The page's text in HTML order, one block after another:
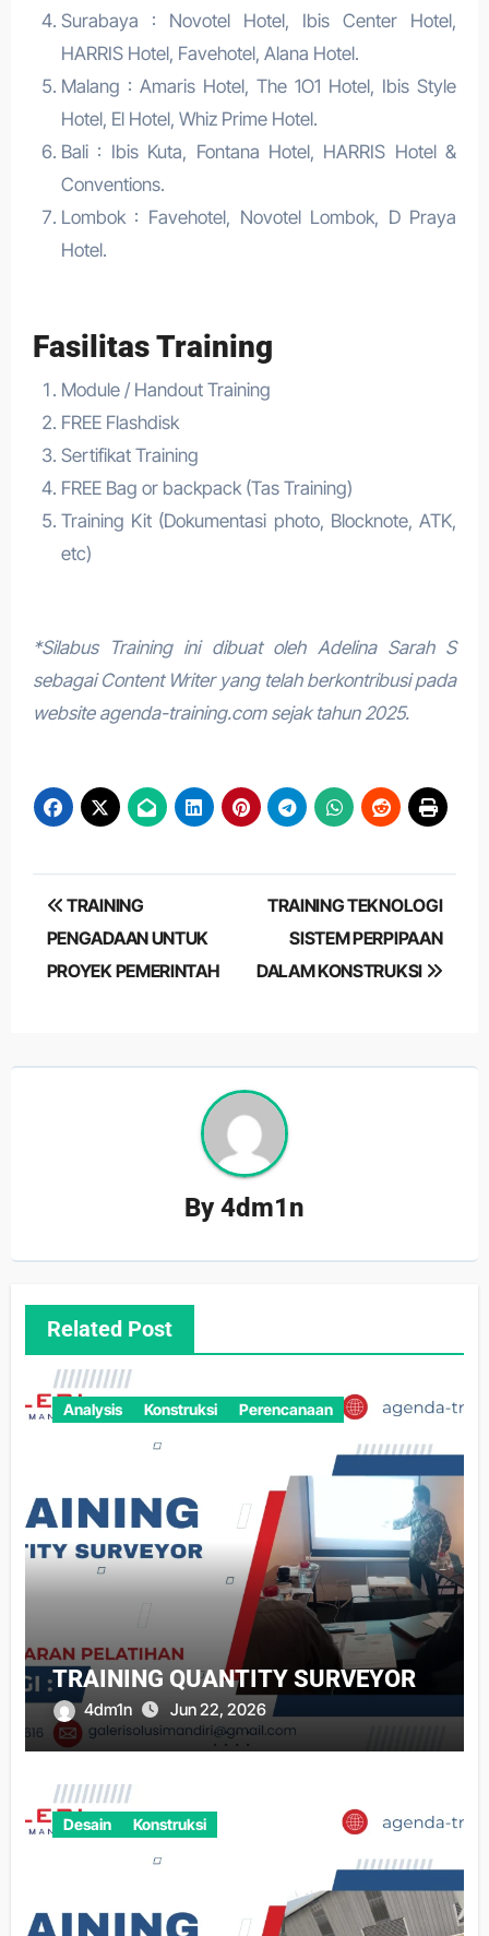
Surabaya : Novotel Hotel, Ibis Center Hotel,
HARRIS Hotel, Favehotel, Alana Hotel.
Malang : Amaris Hotel, The 1O1 Hotel, Ibis Style
Hotel, El Hotel, Whiz Prime Hotel.
Bali : Ibis Kuta, Fontana Hotel, HARRIS Hotel &
Conventions.
Lombok : Favehotel, Novotel Lombok, D Praya
Hotel.
Fasilitas Training
Module / Handout Training
FREE Flashdisk
Sertifikat Training
FREE Bag or backpack (Tas Training)
Training Kit (Dokumentasi photo, Blocknote, ATK,
etc)
*Silabus Training ini dibuat oleh Adelina Sarah S
sebagai Content Writer yang telah berkontribusi pada
website agenda-training.com sejak tahun 2025.
Post
navigation
TRAINING
PENGADAAN UNTUK
PROYEK PEMERINTAH
TRAINING TEKNOLOGI
SISTEM PERPIPAAN
DALAM KONSTRUKSI
By4dm1n
Related Post
Analysis Konstruksi Perencanaan
TRAINING QUANTITY SURVEYOR
4dm1n Jun 22, 2026
Desain Konstruksi